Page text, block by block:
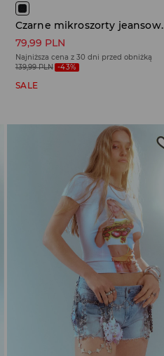
Czarne
79,99 PLN
Najniższa cena z 30 dni przed obniżką
139,99 PLN -43%
SALE